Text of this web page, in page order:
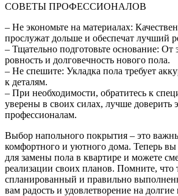
СОВЕТЫ ПРОФЕССИОНАЛОВ
– Не экономьте на материалах:
прослужат дольше и обеспечат лучший
– Тщательно подготовьте основание: От
ровность и долговечность нового пола.
– Не спешите: Укладка пола требует
к деталям.
– При необходимости, обратитесь к
уверены в своих силах, лучше доверить
профессионалам.
Выбор напольного покрытия – это
комфортного и уютного дома. Теперь вы
для замены пола в квартире и можете
реализации своих планов. Помните, что
спланированный и правильно
вам радость и удовлетворение на долгие